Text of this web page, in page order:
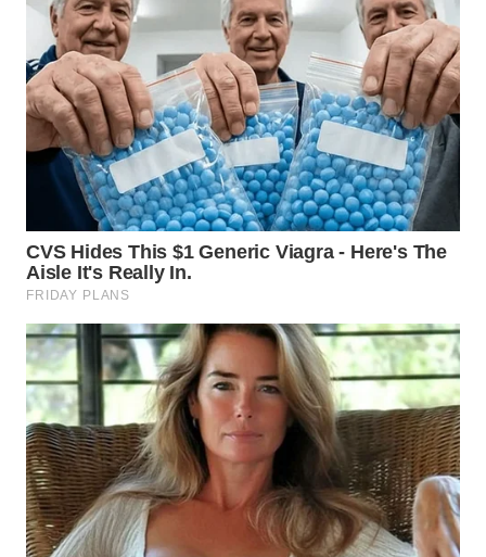
WN
TANGERANG
WN
BINJAI
WN
CIREBON
WN
INDRAMAYU
WN
KUNINGAN
WN
MAJALENGKA
WN
SUBANG